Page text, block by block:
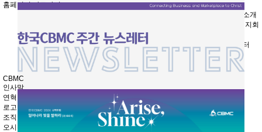
홈페이지 바로가기
CBMC소개
연합회·지회
회원센터
OFF
CBMC
인사말
연혁
로고
조직
오시는길